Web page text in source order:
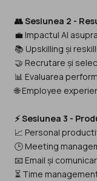
👥 Sesiunea 2 -
💼 Impactul Al
📚 Upskilling și
🤝 Recrutare și
📊 Evaluarea
🌐 Employee
⚡ Sesiunea 3 -
📈 Personal
🕒 Meeting
📧 Email și
⏳ Time